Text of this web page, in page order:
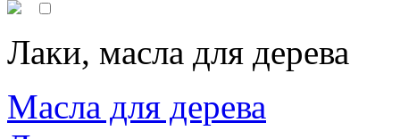
Лаки, масла для дерева
Масла для дерева